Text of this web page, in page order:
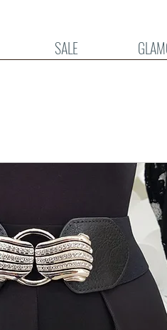
SALE